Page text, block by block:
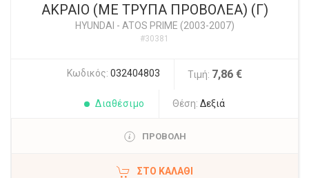
ΑΚΡΑΙΟ (ΜΕ ΤΡΥΠΑ ΠΡΟΒΟΛΕΑ) (Γ)
HYUNDAI - ATOS PRIME (2003-2007)
#30381
Κωδικός: 032404803 Τιμή: 7,86 €
Διαθέσιμο Θέση: Δεξιά
ΠΡΟΒΟΛΗ
ΣΤΟ ΚΑΛΆΘΙ